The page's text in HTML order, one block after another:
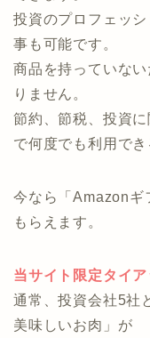
・自分に合った運
↓ ↓ ↓
投資のコンシェル
投資のプロフェッ
事も可能です。
節約、節税、投資
で何度でも利用で
今なら「Amazonギ
もらえます。